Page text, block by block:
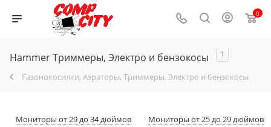
0
Hammer Триммеры, Электро и бензокосы 1
Газонокосилки, Аэраторы, Триммеры, Электро и бензокосы
Мониторы от 29 до 34 дюймов Мониторы от 25 до 29 дюймов